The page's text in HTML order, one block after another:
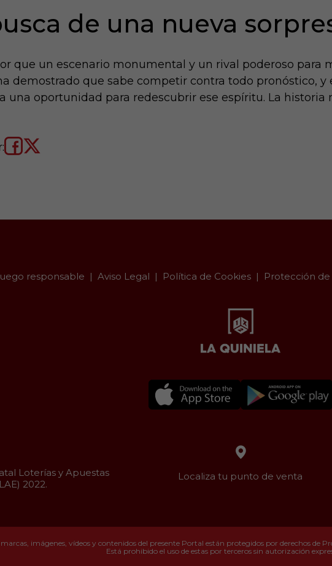
de una nueva
que un escenario monumental y un rival poderoso para
demostrado que sabe competir contra todo pronóstico,
una oportunidad para redescubrir ese espíritu. La historia
responsable Aviso Legal Política de Cookies Protección
Loterías y Apuestas
2022.
Localiza tu punto de venta
marcas, imágenes, vídeos y contenidos del presente Portal están protegidos por derechos de
Está prohibido el uso de estas por terceros sin autorización